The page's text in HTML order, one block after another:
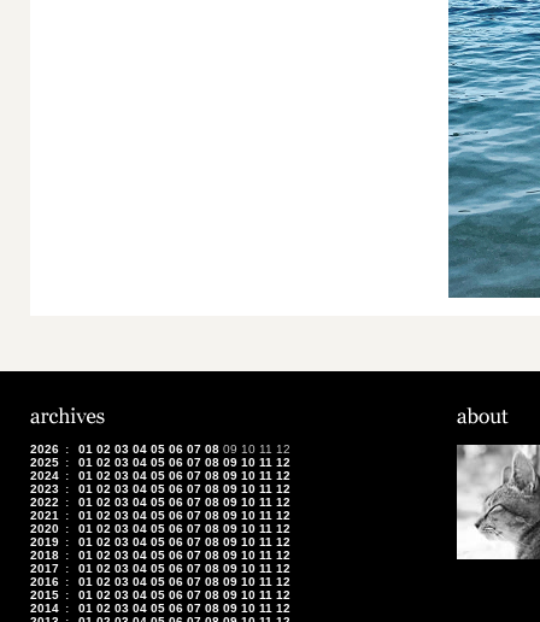
2026 : 01 02 03 04 05 06 07 08 09 10 11 12
2025 : 01 02 03 04 05 06 07 08 09 10 11 12
2024 : 01 02 03 04 05 06 07 08 09 10 11 12
2023 : 01 02 03 04 05 06 07 08 09 10 11 12
2022
: 01 02 03 04 05 06 07 08 09 10 11 12
2021
: 01 02 03 04 05 06 07 08 09 10 11 12
2020 : 01 02 03 04 05 06 07 08 09 10 11 12
2019 : 01 02 03 04 05 06 07 08 09 10 11 12
2018 : 01 02 03 04 05 06 07 08 09 10 11 12
2017 : 01 02 03 04 05 06 07 08 09 10 11 12
2016 : 01 02 03 04 05 06 07 08 09 10 11 12
2015 : 01 02 03 04 05 06 07 08 09 10 11 12
2014 : 01 02 03 04 05 06 07 08 09 10 11 12